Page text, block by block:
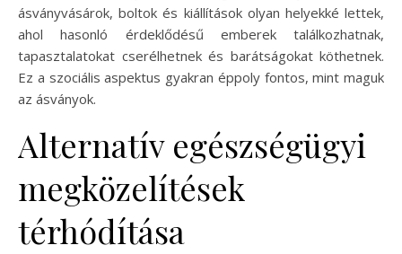
ásványvásárok, boltok és kiállítások olyan helyekké lettek,
ahol hasonló érdeklődésű emberek találkozhatnak,
tapasztalatokat cserélhetnek és barátságokat köthetnek.
Ez a szociális aspektus gyakran éppoly fontos, mint maguk
az ásványok.
Alternatív egészségügyi
megközelítések
térhódítása